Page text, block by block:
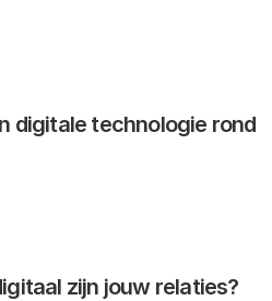
digitale technologie rond
zijn jouw relaties?